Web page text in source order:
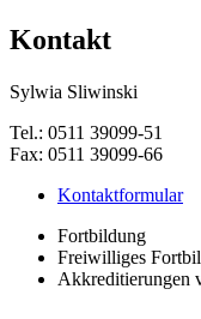
Kontakt
Sylwia Sliwinski
Tel.: 0511 39099-51
Fax: 0511 39099-66
Kontaktformular
Fortbildung
Freiwilliges
Akkreditierungen